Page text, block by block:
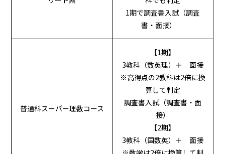
1期で調査書入試（調査
書・面接）
普通科スーパー理数コース
【1期】
3教科（数英理）＋ 面接
※高得点の2教科は2倍に換
算して判定
調査書入試（調査書・面
接）
【2期】
3教科（国数英）＋ 面接